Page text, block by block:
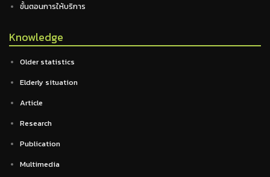
ขั้นตอนการให้บริการ
Knowledge
Older statistics
Elderly situation
Article
Research
Publication
Multimedia